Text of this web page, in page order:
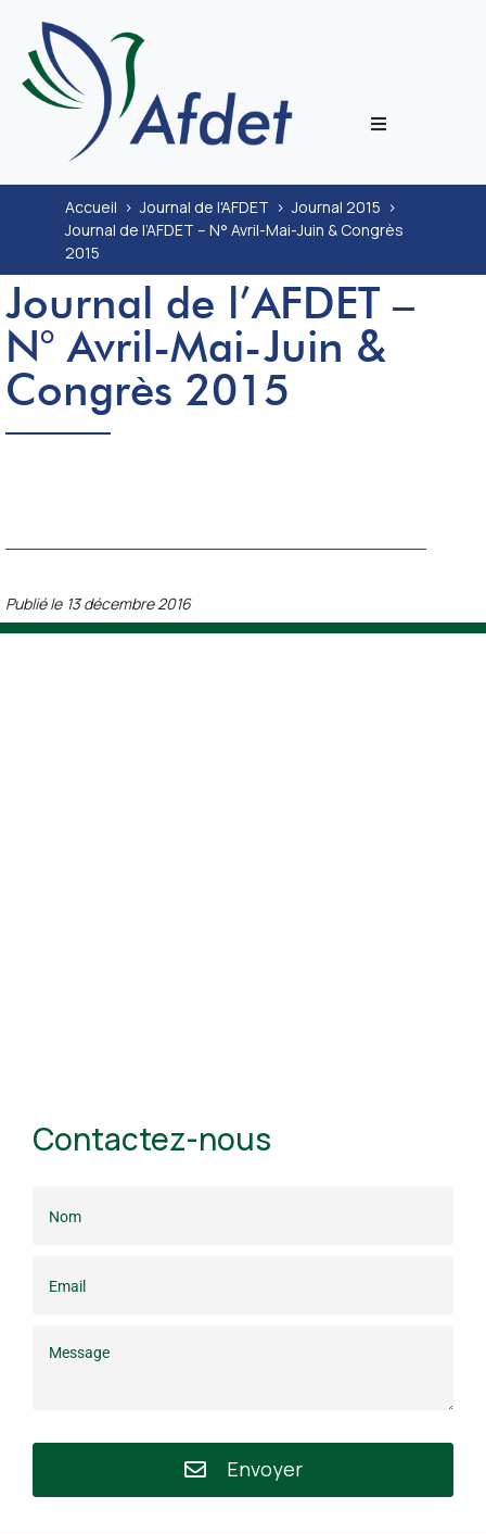
Journal
Contact
Accueil >Journal de l'AFDET >Journal 2015 >
Journal de l’AFDET – N° Avril-Mai-Juin & Congrès
2015
Journal de l’AFDET –
N° Avril-Mai-Juin &
Congrès 2015
Publié le 13 décembre 2016
Contactez-nous
Envoyer